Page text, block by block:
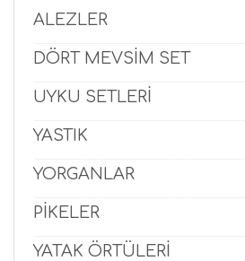
ALEZLER
DÖRT MEVSİM SET
UYKU SETLERİ
YASTIK
YORGANLAR
PİKELER
YATAK ÖRTÜLERİ